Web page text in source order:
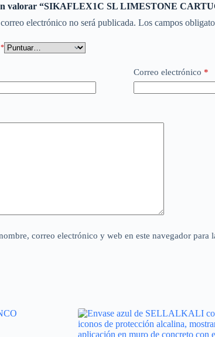
valorar “SIKAFLEX1C SL LIMESTONE
electrónico no será publicada. Los campos
*
Correo electrónico *
correo electrónico y web en este navegador para